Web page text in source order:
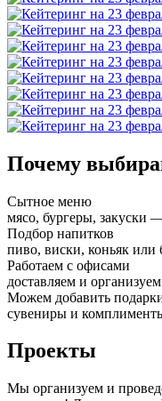
Почему
Сытное меню
мясо, бургеры, закуски
Подбор напитков
пиво, виски, коньяк или
Работаем с офисами
доставляем и
Можем добавить
сувениры и
Проекты
Мы организуем и